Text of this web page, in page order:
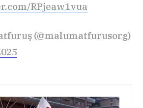
RPjeaw1vua
(@malumatfurusorg)